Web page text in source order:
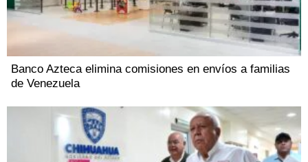
Banco Azteca elimina comisiones en envíos a familias
de Venezuela